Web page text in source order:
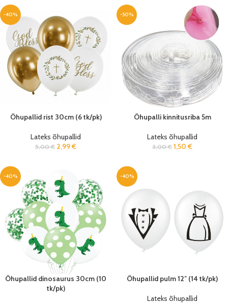
-40%
Õhupallid rist 30cm (6 tk/pk)
Lateks õhupallid
5,00€ 2,99€
-50%
Õhupalli kinnitusriba 5m
Lateks õhupallid
3,00€ 1,50 €
-40%
Õhupallid dinosaurus 30cm (10
tk/pk)
-40%
Õhupallid pulm 12″ (14 tk/pk)
Lateks õhupallid